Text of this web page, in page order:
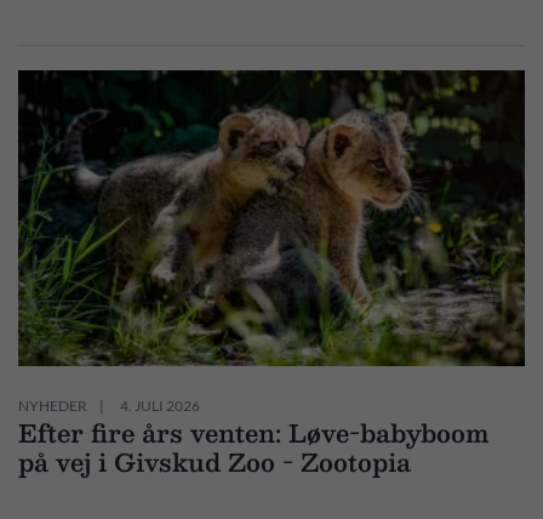
NYHEDER 4. JULI 2026
Efter fire års venten: Løve-babyboom
på vej i Givskud Zoo - Zootopia